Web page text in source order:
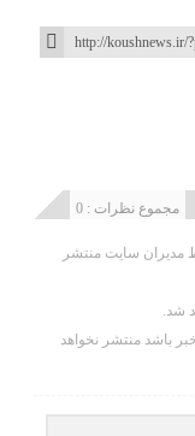
مجموع نظرات : 0
مدیران سایت منتشر
شد.
باشد منتشر نخواهد